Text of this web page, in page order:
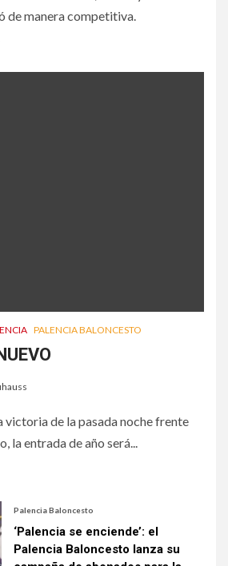
de manera competitiva.
PALENCIA BALONCESTO
victoria de la pasada noche frente
la entrada de año será...
Palencia Baloncesto
‘Palencia se enciende’: el
Palencia Baloncesto lanza su